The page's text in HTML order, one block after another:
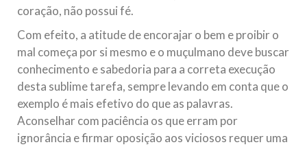
coração, não possui fé.
Com efeito, a atitude de encorajar o bem e proibir o
mal começa por si mesmo e o muçulmano deve buscar
conhecimento e sabedoria para a correta execução
desta sublime tarefa, sempre levando em conta que o
exemplo é mais efetivo do que as palavras.
Aconselhar com paciência os que erram por
ignorância e firmar oposição aos viciosos requer uma